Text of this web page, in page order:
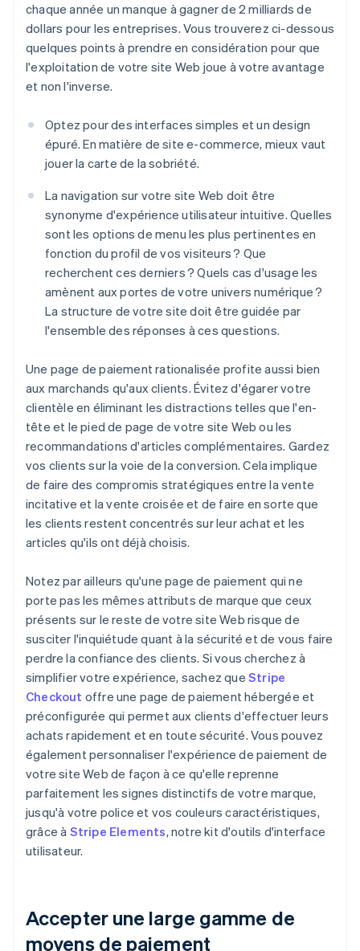
chaque année un manque à gagner de 2 milliards de
dollars pour les entreprises. Vous trouverez ci-dessous
quelques points à prendre en considération pour que
l'exploitation de votre site Web joue à votre avantage
et non l'inverse.
Optez pour des interfaces simples et un design
épuré. En matière de site e-commerce, mieux vaut
jouer la carte de la sobriété.
La navigation sur votre site Web doit être
synonyme d'expérience utilisateur intuitive. Quelles
sont les options de menu les plus pertinentes en
fonction du profil de vos visiteurs ? Que
recherchent ces derniers ? Quels cas d'usage les
amènent aux portes de votre univers numérique ?
La structure de votre site doit être guidée par
l'ensemble des réponses à ces questions.
Une page de paiement rationalisée profite aussi bien
aux marchands qu'aux clients. Évitez d'égarer votre
clientèle en éliminant les distractions telles que l'en-
tête et le pied de page de votre site Web ou les
recommandations d'articles complémentaires. Gardez
vos clients sur la voie de la conversion. Cela implique
de faire des compromis stratégiques entre la vente
incitative et la vente croisée et de faire en sorte que
les clients restent concentrés sur leur achat et les
articles qu'ils ont déjà choisis.
Notez par ailleurs qu'une page de paiement qui ne
porte pas les mêmes attributs de marque que ceux
présents sur le reste de votre site Web risque de
susciter l'inquiétude quant à la sécurité et de vous faire
perdre la confiance des clients. Si vous cherchez à
simplifier votre expérience, sachez que Stripe
Checkout offre une page de paiement hébergée et
préconfigurée qui permet aux clients d'effectuer leurs
achats rapidement et en toute sécurité. Vous pouvez
également personnaliser l'expérience de paiement de
votre site Web de façon à ce qu'elle reprenne
parfaitement les signes distinctifs de votre marque,
jusqu'à votre police et vos couleurs caractéristiques,
grâce à Stripe Elements, notre kit d'outils d'interface
utilisateur.
Accepter une large gamme de
moyens de paiement